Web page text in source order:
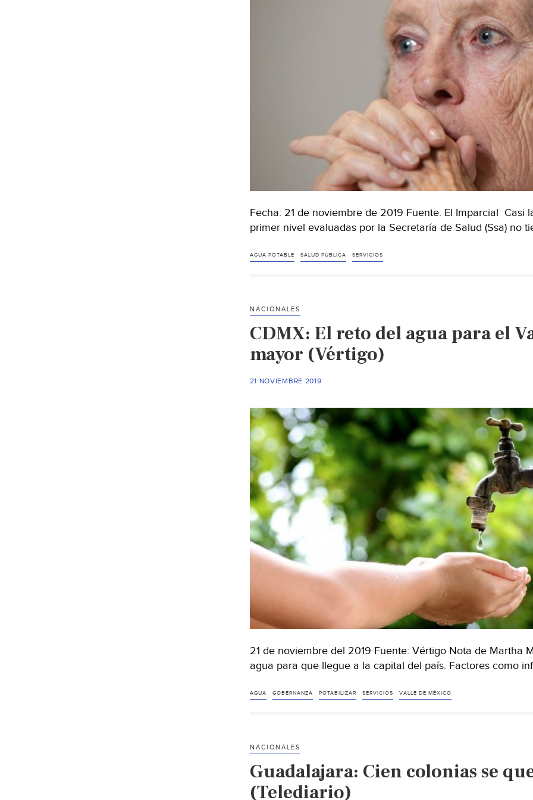
Fecha: 21 de noviembre de 2019 Fuente. El Imparcial Casi
primer nivel evaluadas por la Secretaría de Salud (Ssa) no
AGUA POTABLE SALUD PÚBLICA SERVICIOS
NACIONALES
CDMX: El reto del agua para el
mayor (Vértigo)
21 NOVIEMBRE 2019
21 de noviembre del 2019 Fuente: Vértigo Nota de Martha
agua para que llegue a la capital del país. Factores como
AGUA GOBERNANZA POTABILIZAR SERVICIOS VALLE DE MÉXICO
NACIONALES
Guadalajara: Cien colonias se
(Telediario)